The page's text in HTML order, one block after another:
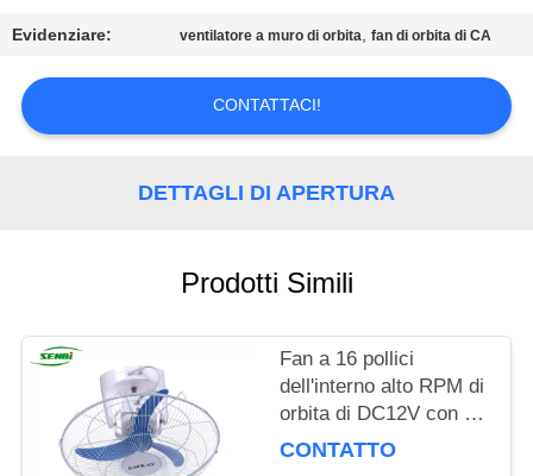
UNA
CITAZIONE
POLICY
Evidenziare: ventilatore a muro di orbita,fan di orbita di CA
CONTATTACI!
DETTAGLI DI APERTURA
Prodotti Simili
Fan a 16 pollici
dell'interno alto RPM di
orbita di DC12V con un
grado di 360
CONTATTO